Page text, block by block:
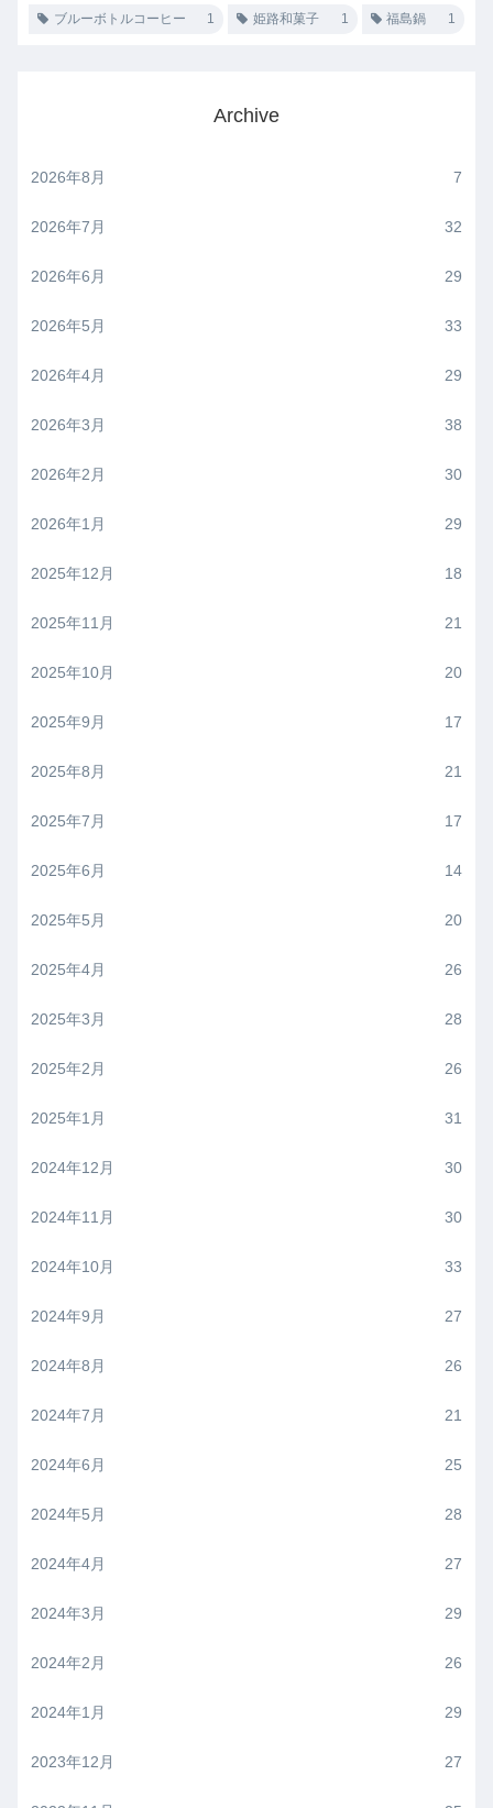
ブルーボトルコーヒー 1 姫路和菓子 1 福島鍋 1
Archive
2026年8月 7
2026年7月 32
2026年6月 29
2026年5月 33
2026年4月 29
2026年3月 38
2026年2月 30
2026年1月 29
2025年12月 18
2025年11月 21
2025年10月 20
2025年9月 17
2025年8月 21
2025年7月 17
2025年6月 14
2025年5月 20
2025年4月 26
2025年3月 28
2025年2月 26
2025年1月 31
2024年12月 30
2024年11月 30
2024年10月 33
2024年9月 27
2024年8月 26
2024年7月 21
2024年6月 25
2024年5月 28
2024年4月 27
2024年3月 29
2024年2月 26
2024年1月 29
2023年12月 27